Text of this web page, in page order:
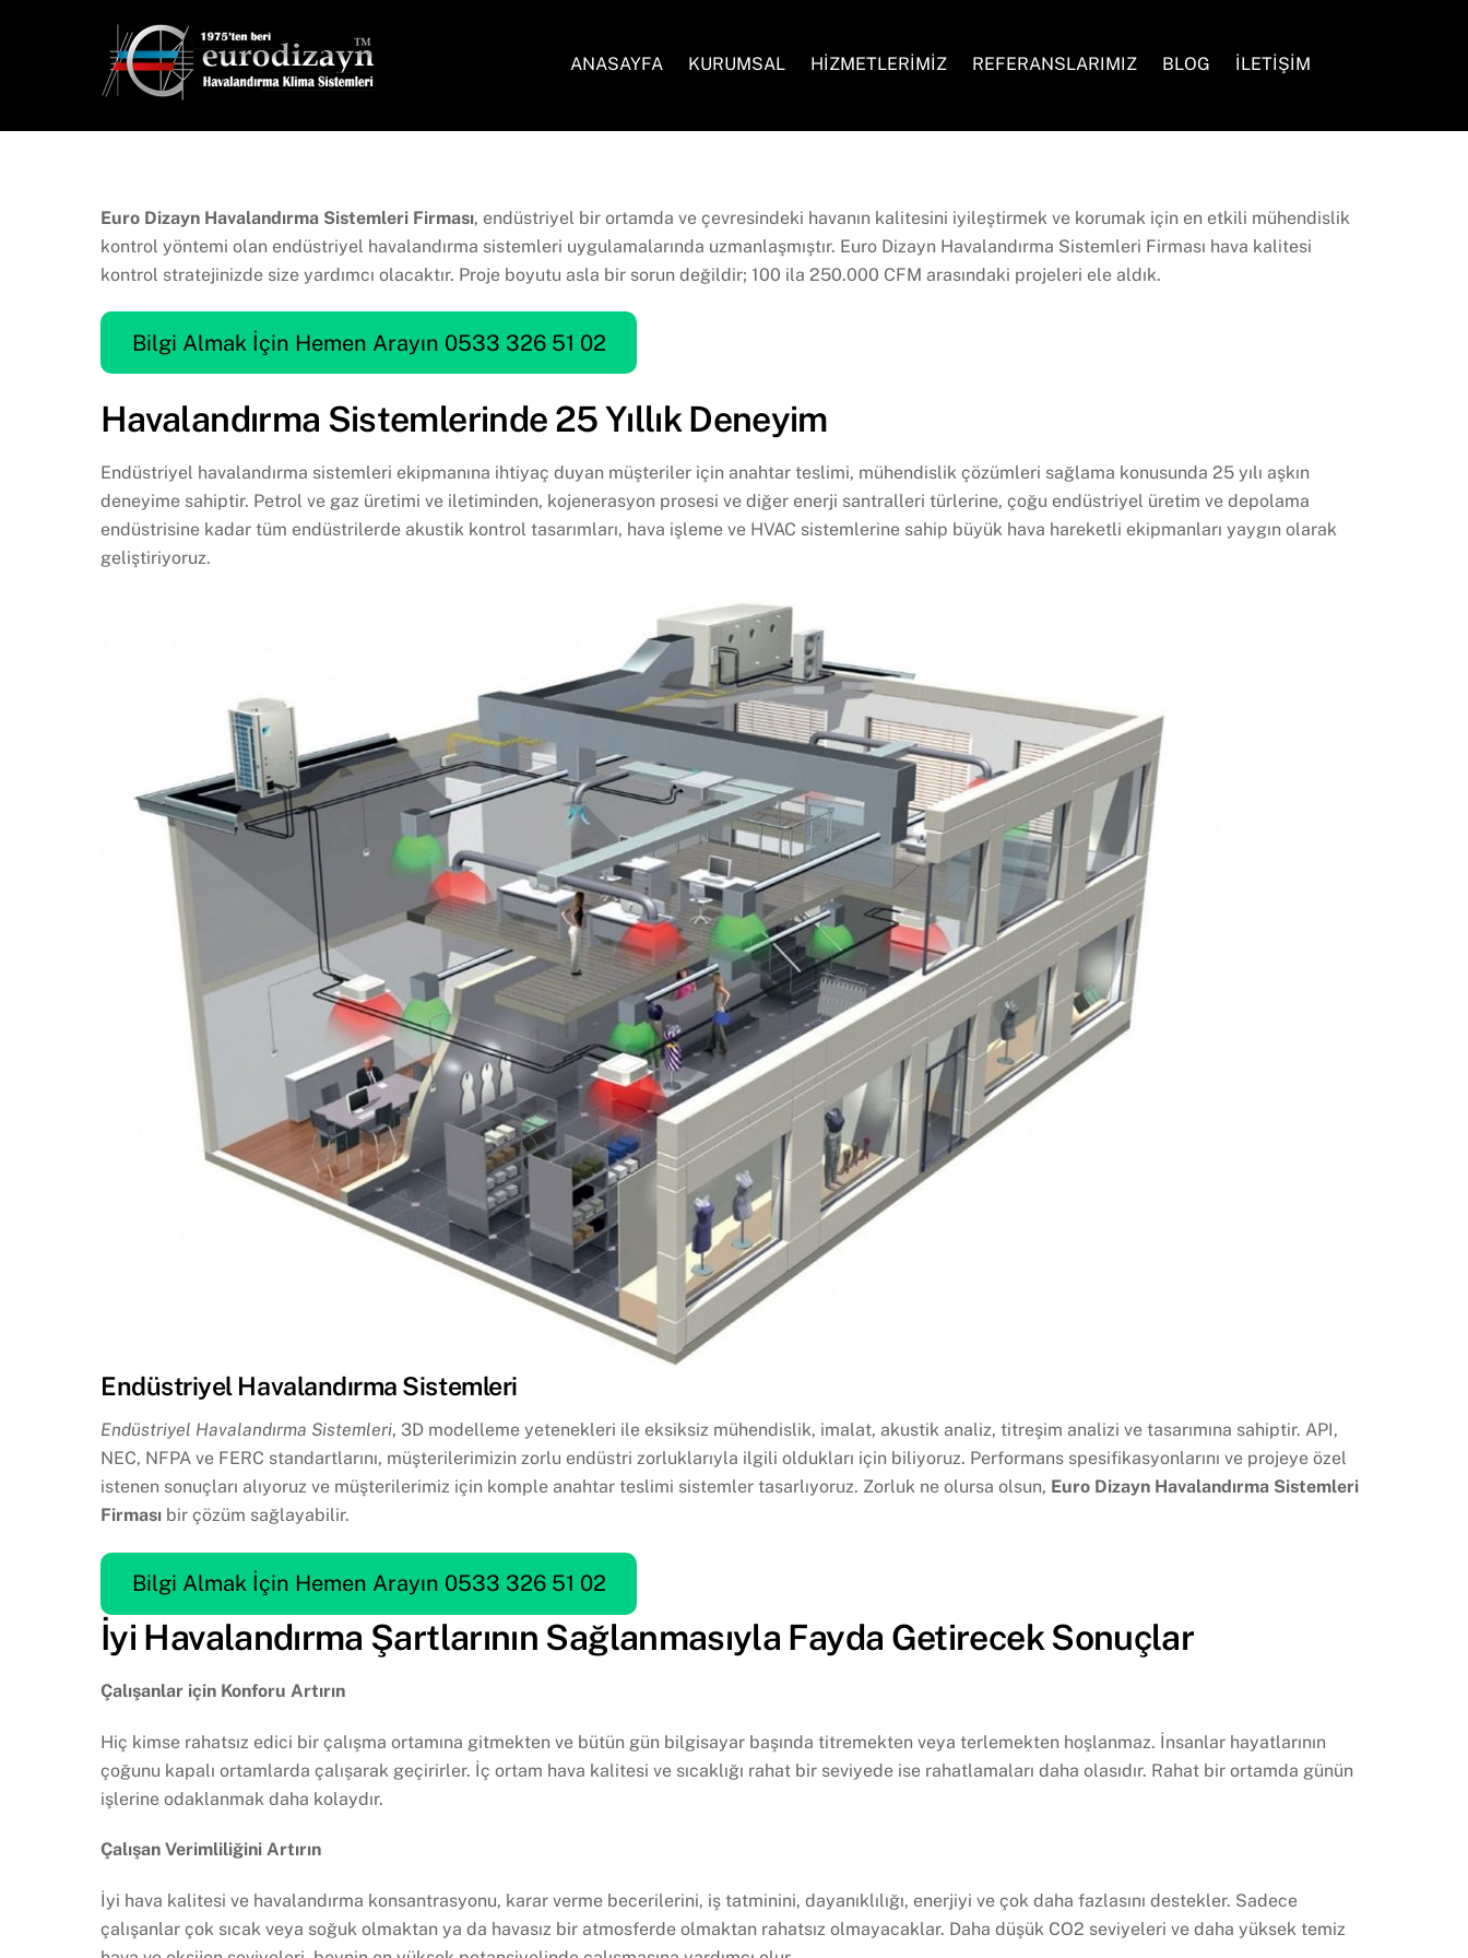
ANASAYFA KURUMSAL HİZMETLERİMİZ REFERANSLARIMIZ BLOG İLETİŞİM
Euro Dizayn Havalandırma Sistemleri Firması, endüstriyel bir ortamda ve çevresindeki havanın kalitesini iyileştirmek ve korumak için en etkili mühendislik
kontrol yöntemi olan endüstriyel havalandırma sistemleri uygulamalarında uzmanlaşmıştır. Euro Dizayn Havalandırma Sistemleri Firması hava kalitesi
kontrol stratejinizde size yardımcı olacaktır. Proje boyutu asla bir sorun değildir; 100 ila 250.000 CFM arasındaki projeleri ele aldık.
Bilgi Almak İçin Hemen Arayın 0533 326 51 02
Havalandırma Sistemlerinde 25 Yıllık Deneyim
Endüstriyel havalandırma sistemleri ekipmanına ihtiyaç duyan müşteriler için anahtar teslimi, mühendislik çözümleri sağlama konusunda 25 yılı aşkın
deneyime sahiptir. Petrol ve gaz üretimi ve iletiminden, kojenerasyon prosesi ve diğer enerji santralleri türlerine, çoğu endüstriyel üretim ve depolama
endüstrisine kadar tüm endüstrilerde akustik kontrol tasarımları, hava işleme ve HVAC sistemlerine sahip büyük hava hareketli ekipmanları yaygın olarak
geliştiriyoruz.
Endüstriyel Havalandırma Sistemleri
Endüstriyel Havalandırma Sistemleri, 3D modelleme yetenekleri ile eksiksiz mühendislik, imalat, akustik analiz, titreşim analizi ve tasarımına sahiptir. API,
NEC, NFPA ve FERC standartlarını, müşterilerimizin zorlu endüstri zorluklarıyla ilgili oldukları için biliyoruz. Performans spesifikasyonlarını ve projeye özel
istenen sonuçları alıyoruz ve müşterilerimiz için komple anahtar teslimi sistemler tasarlıyoruz. Zorluk ne olursa olsun, Euro Dizayn Havalandırma Sistemleri
Firması bir çözüm sağlayabilir.
Bilgi Almak İçin Hemen Arayın 0533 326 51 02
İyi Havalandırma Şartlarının Sağlanmasıyla Fayda Getirecek Sonuçlar
Çalışanlar için Konforu Artırın
Hiç kimse rahatsız edici bir çalışma ortamına gitmekten ve bütün gün bilgisayar başında titremekten veya terlemekten hoşlanmaz. İnsanlar hayatlarının
çoğunu kapalı ortamlarda çalışarak geçirirler. İç ortam hava kalitesi ve sıcaklığı rahat bir seviyede ise rahatlamaları daha olasıdır. Rahat bir ortamda günün
işlerine odaklanmak daha kolaydır.
Çalışan Verimliliğini Artırın
İyi hava kalitesi ve havalandırma konsantrasyonu, karar verme becerilerini, iş tatminini, dayanıklılığı, enerjiyi ve çok daha fazlasını destekler. Sadece
çalışanlar çok sıcak veya soğuk olmaktan ya da havasız bir atmosferde olmaktan rahatsız olmayacaklar. Daha düşük CO2 seviyeleri ve daha yüksek temiz